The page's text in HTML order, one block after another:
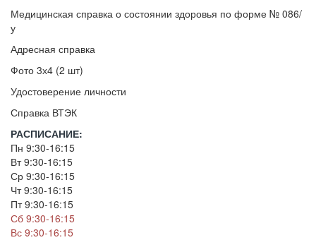
Медицинская справка о состоянии здоровья по форме № 086/
у
Адресная справка
Фото 3х4 (2 шт)
Удостоверение личности
Справка ВТЭК
РАСПИСАНИЕ:
Пн 9:30-16:15
Вт 9:30-16:15
Ср 9:30-16:15
Чт 9:30-16:15
Пт 9:30-16:15
Сб 9:30-16:15
Вс 9:30-16:15